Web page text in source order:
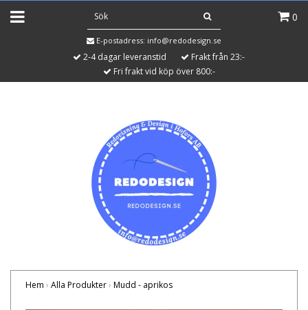
0
E-postadress: info@redodesign.se
2-4 dagar leveranstid
Frakt från 23:-
Fri frakt vid köp över 800:-
Hem › Alla Produkter› Mudd - aprikos